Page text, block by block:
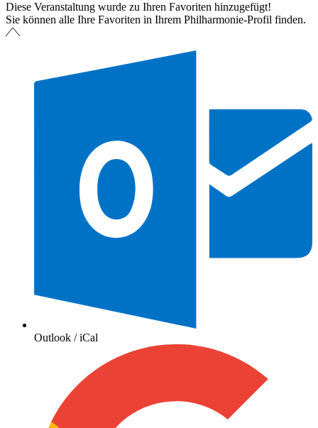
Diese Veranstaltung wurde zu Ihren Favoriten hinzugefügt!
Sie können alle Ihre Favoriten in Ihrem Philharmonie-Profil finden.
Outlook / iCal